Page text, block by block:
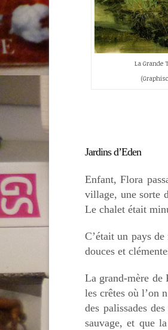
La Grande
Jardins d’Eden
Enfant, Flora
village, une sorte
Le chalet était
C’était un pays
douces et
La grand-mère de
les crêtes où l’on
des palissades
sauvage, et que